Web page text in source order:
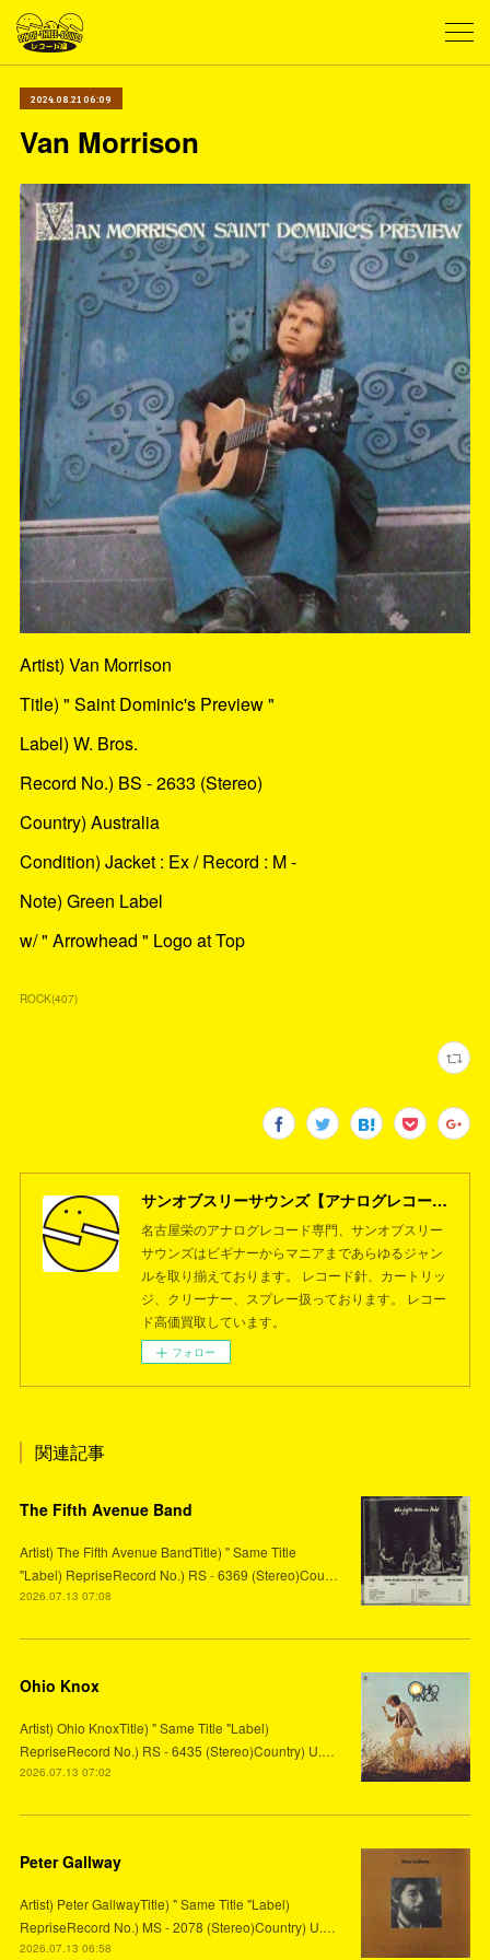
2024.08.21 06:09
Van Morrison
Artist) Van Morrison
Title) " Saint Dominic's Preview "
Label) W. Bros.
Record No.) BS - 2633 (Stereo)
Country) Australia
Condition) Jacket : Ex / Record : M -
Note) Green Label
w/ " Arrowhead " Logo at Top
ROCK(407)
サンオブスリーサウンズ【アナログレコード専門店】名古屋栄
名古屋栄のアナログレコード専門、サンオブスリー
サウンズはビギナーからマニアまであらゆるジャン
ルを取り揃えております。 レコード針、カートリッ
ジ、クリーナー、スプレー扱っております。 レコー
ド高価買取しています。
フォロー
関連記事
The Fifth Avenue Band
Artist) The Fifth Avenue BandTitle) " Same Title
"Label) RepriseRecord No.) RS - 6369 (Stereo)Cou…
2026.07.13 07:08
Ohio Knox
Artist) Ohio KnoxTitle) " Same Title "Label)
RepriseRecord No.) RS - 6435 (Stereo)Country) U.…
2026.07.13 07:02
Peter Gallway
Artist) Peter GallwayTitle) " Same Title "Label)
RepriseRecord No.) MS - 2078 (Stereo)Country) U.…
2026.07.13 06:58